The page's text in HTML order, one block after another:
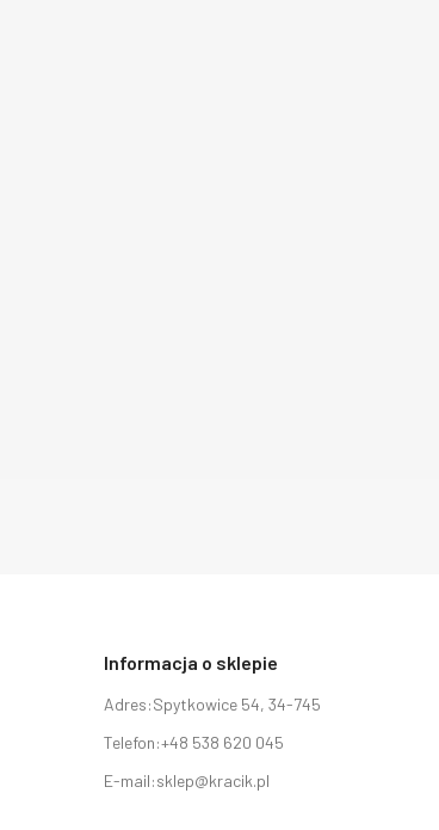
Informacja o sklepie
Adres:Spytkowice 54, 34-745
Telefon:+48 538 620 045
E-mail:sklep@kracik.pl